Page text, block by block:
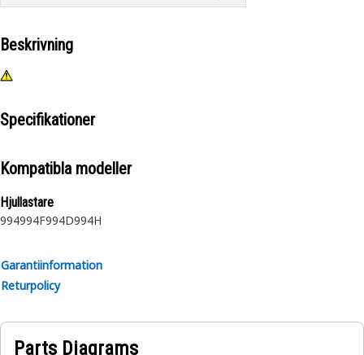
Beskrivning
Specifikationer
Kompatibla modeller
Hjullastare
994994F994D994H
Garantiinformation
Returpolicy
Parts Diagrams